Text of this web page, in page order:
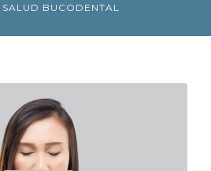
SALUD BUCODENTAL